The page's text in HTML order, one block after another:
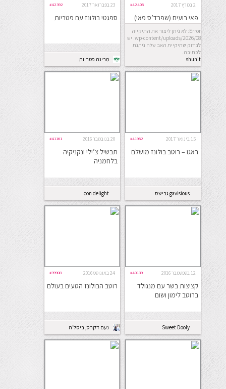
2 במרץ 2017 #42405
פאי רועים (שפרד’ס פאי)
Error: לא ניתן ליצור את התיקייה
wp-content/uploads/2026/08. יש
לבדוק שתיקיית האב שלה ניתנת
לכתיבה.
shunit
23 בפברואר 2017 #42392
ספגטי בולונז עם פטריות
מרינה פטריות
15 בינואר 2017 #41962
ראגו – רוטב בולונז מושלם
gavisious גבישס
20 בנובמבר 2016 #41161
תבשיל צ’ילי ונקניקיה
בלחמניה
con delight
12 בספטמבר 2016 #40139
קציצות בשר עם מנגולד
ברוטב לימון ושום
Sweet Dooly
24 באוגוסט 2016 #39908
רוטב הבולונז הטעים בעולם
נעם דקרס, ביסל'ה